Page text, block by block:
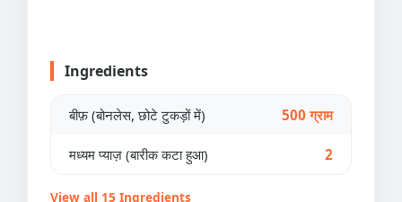
Ingredients
बीफ़ (बोनलेस, छोटे टुकड़ों में) 500 ग्राम
मध्यम प्याज़ (बारीक कटा हुआ) 2
View all 15 Ingredients